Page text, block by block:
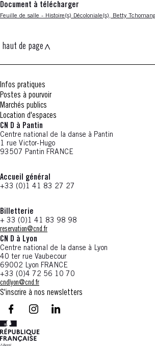
Document à télécharger
Nouvelle fenêtre
Feuille de salle - Histoire(s) Décoloniale(s), Betty
haut de page
Infos pratiques
Postes à pourvoir
Marchés publics
Location d'espaces
CN D à Pantin
Centre national de la danse à Pantin
1 rue Victor-Hugo
93507 Pantin FRANCE
Accueil général
+33 (0)1 41 83 27 27
Billetterie
+ 33 (0)1 41 83 98 98
reservation@cnd.fr
CN D à Lyon
Centre national de la danse à Lyon
40 ter rue Vaubecour
69002 Lyon FRANCE
+33 (0)4 72 56 10 70
cndlyon@cnd.fr
S'inscrire à nos newsletters
facebook - CN D - Nouvelle fenêtre
instagram - CN D - Nouvelle fenêtre
LinkedIn - CN D - Nouvelle fenêtre